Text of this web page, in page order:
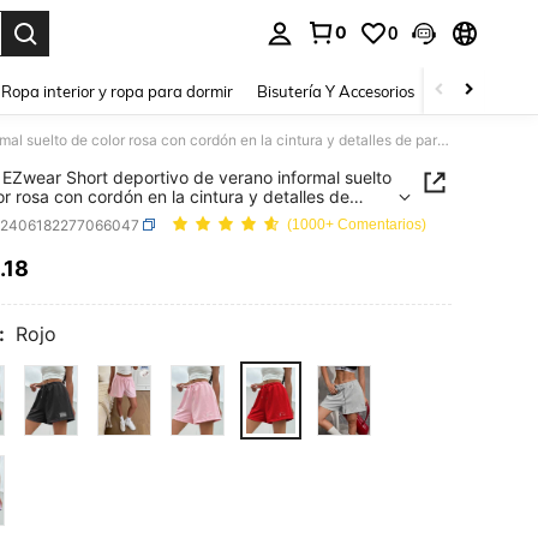
0 0
Ropa interior y ropa para dormir Bisutería Y Accesorios Zapatos
SHEIN EZwear Short deportivo de verano informal suelto de color rosa con cordón en la cintura y detalles de parches
EZwear Short deportivo de verano informal suelto
rosa con cordón en la cintura y detalles de
(1000+ Comentarios)
AND AVAILABILITY
.18
Rojo